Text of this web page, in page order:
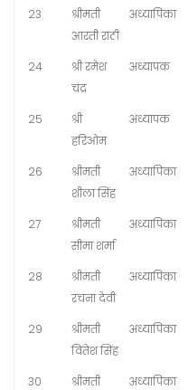
23
श्रीमती
आरती राठी
अध्यापिका
24
श्री रमेश
चंद्र
अध्यापक
25
श्री
हरिओम
अध्यापक
26
श्रीमती
शीला सिंह
अध्यापिका
27
श्रीमती
सीमा शर्मा
अध्यापिका
28
श्रीमती
रचना देवी
अध्यापिका
29
श्रीमती
विंतेश सिंह
अध्यापिका
30
श्रीमती
अध्यापिका